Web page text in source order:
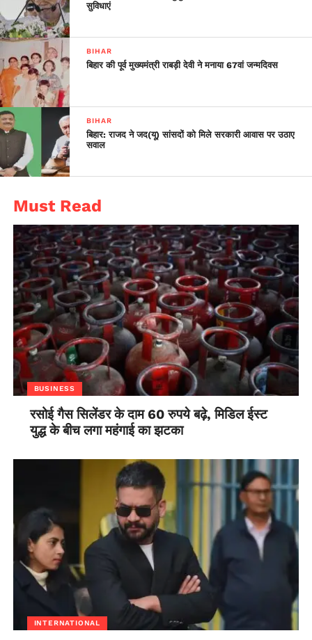
दास ने कहा, ‘‘यदि सरकार इतनी कमजोर है कि वह लाल किले की रक्षा नहीं
कर सकती तो 56 इंच का सीना होने के दावे का क्या मतलब है।
सुविधाएं
BIHAR
बिहार की पूर्व मुख्यमंत्री राबड़ी देवी ने मनाया 67वां जन्मदिवस
BIHAR
बिहार: राजद ने जद(यू) सांसदों को मिले सरकारी आवास पर उठाए
सवाल
Must Read
BUSINESS
रसोई गैस सिलेंडर के दाम 60 रुपये बढ़े, मिडिल ईस्ट
युद्ध के बीच लगा महंगाई का झटका
INTERNATIONAL